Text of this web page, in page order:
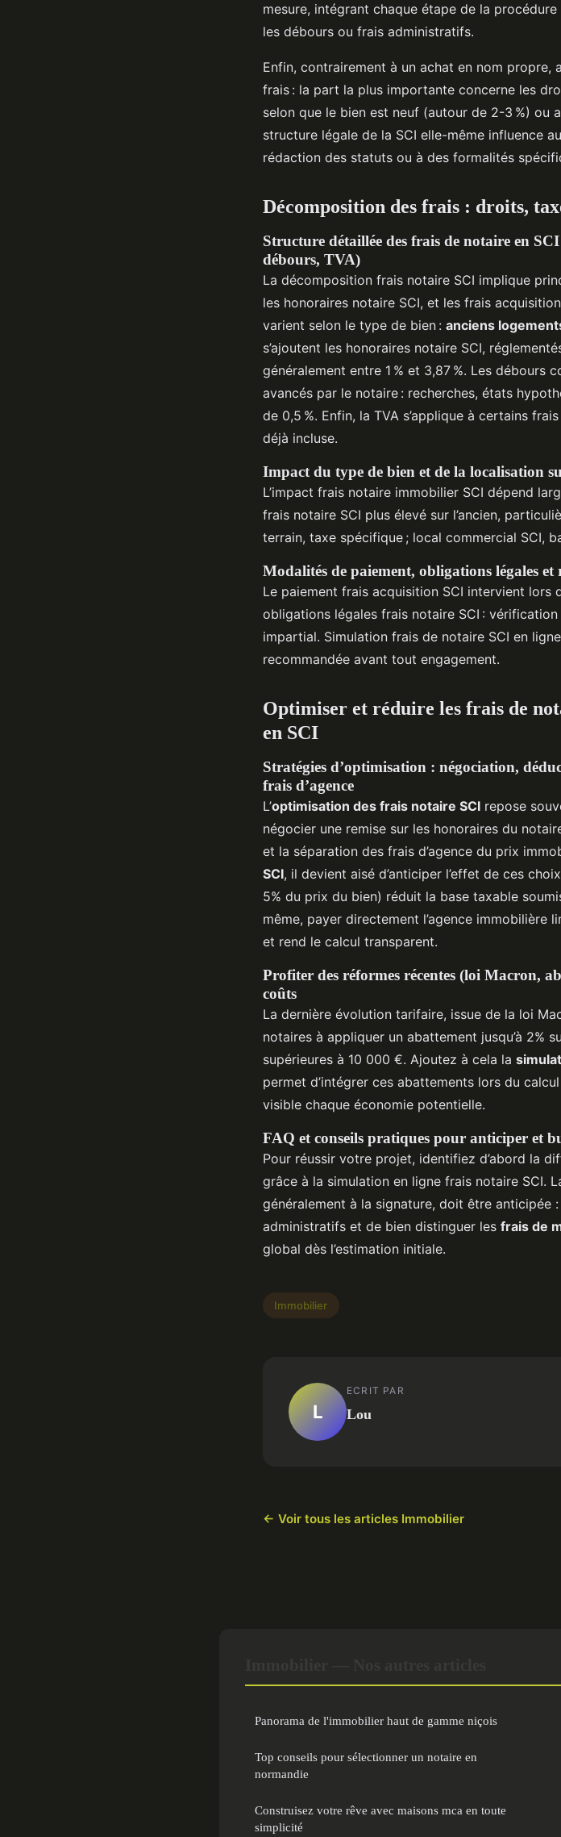
mesure, intégrant chaque étape de la
les débours ou frais administratifs.
Enfin, contrairement à un achat en nom propre,
frais : la part la plus importante concerne les
selon que le bien est neuf (autour de 2-3 %) ou
structure légale de la SCI elle-même influence
rédaction des statuts ou à des formalités
Décomposition des frais : droits,
Structure détaillée des frais de notaire en
débours, TVA)
La décomposition frais notaire SCI implique
les honoraires notaire SCI, et les frais
varient selon le type de bien : anciens
s’ajoutent les honoraires notaire SCI,
généralement entre 1 % et 3,87 %. Les
avancés par le notaire : recherches, états
de 0,5 %. Enfin, la TVA s’applique à certains
déjà incluse.
Impact du type de bien et de la localisation
L’impact frais notaire immobilier SCI dépend
frais notaire SCI plus élevé sur l’ancien,
terrain, taxe spécifique ; local commercial SCI,
Modalités de paiement, obligations légales
Le paiement frais acquisition SCI intervient lors
obligations légales frais notaire SCI :
impartial. Simulation frais de notaire SCI en
recommandée avant tout engagement.
Optimiser et réduire les frais de
en SCI
Stratégies d’optimisation : négociation,
frais d’agence
L’optimisation des frais notaire SCI repose
négocier une remise sur les honoraires du
et la séparation des frais d’agence du prix
SCI, il devient aisé d’anticiper l’effet de ces
5% du prix du bien) réduit la base taxable
même, payer directement l’agence immobilière
et rend le calcul transparent.
Profiter des réformes récentes (loi Macron,
coûts
La dernière évolution tarifaire, issue de la loi
notaires à appliquer un abattement jusqu’à 2%
supérieures à 10 000 €. Ajoutez à cela la
permet d’intégrer ces abattements lors du
visible chaque économie potentielle.
FAQ et conseils pratiques pour anticiper et
Pour réussir votre projet, identifiez d’abord la
grâce à la simulation en ligne frais notaire SCI.
généralement à la signature, doit être anticipée :
administratifs et de bien distinguer les frais de
global dès l’estimation initiale.
Immobilier
L
ECRIT PAR
Lou
← Voir tous les articles Immobilier
Panorama de l'immobilier haut de gamme niçois
Top conseils pour sélectionner un notaire en
normandie
Construisez votre rêve avec maisons mca en toute
simplicité